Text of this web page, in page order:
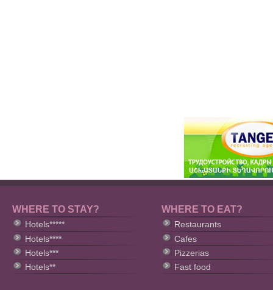
WHERE TO STAY?
Hotels*****
Hotels****
Hotels***
Hotels**
WHERE TO EAT?
Restaurants
Cafes
Pizzerias
Fast food